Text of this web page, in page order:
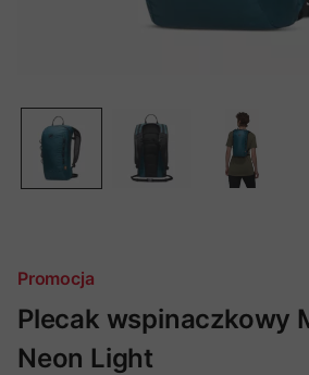
Promocja
Plecak wspinaczkowy
Neon Light